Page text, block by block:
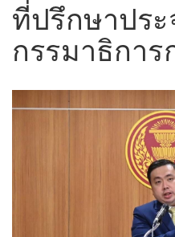
ที่ปรึกษาปร
กรรมาธิการ